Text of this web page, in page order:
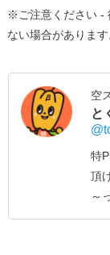
※ご注意ください -
ない場合があります
空
と
特
頂
～